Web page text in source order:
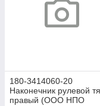
180-3414060-20
Наконечник рулевой
правый (ООО НПО